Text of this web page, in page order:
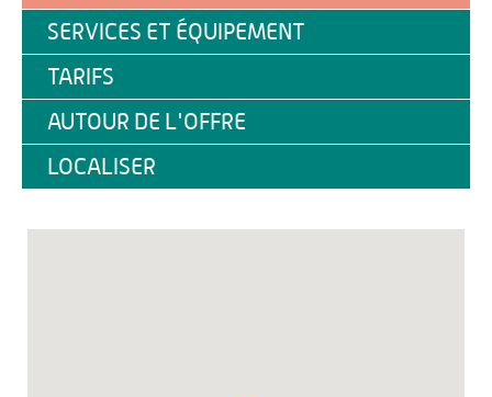
SERVICES ET ÉQUIPEMENT
TARIFS
AUTOUR DE L'OFFRE
LOCALISER